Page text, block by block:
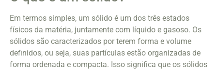
Em termos simples, um sólido é um dos três estados
físicos da matéria, juntamente com líquido e gasoso. Os
sólidos são caracterizados por terem forma e volume
definidos, ou seja, suas partículas estão organizadas de
forma ordenada e compacta. Isso significa que os sólidos